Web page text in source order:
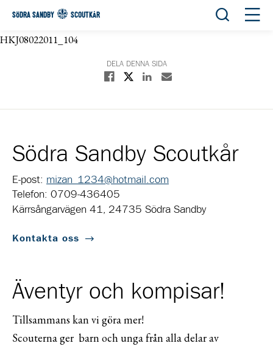
SÖDRA SANDBY SCOUTKÅR Öppna
HKJ08022011_104
DELA DENNA SIDA
Dela på Facebook
Dela på XDela på Linkedin
Dela med E-post
Södra Sandby Scoutkår
E-post: mizan_1234@hotmail.com
Telefon: 0709-436405
Kärrsångarvägen 41, 24735 Södra Sandby
Kontakta oss
Äventyr och kompisar!
Tillsammans kan vi göra mer!
Scouterna ger barn och unga från alla delar av